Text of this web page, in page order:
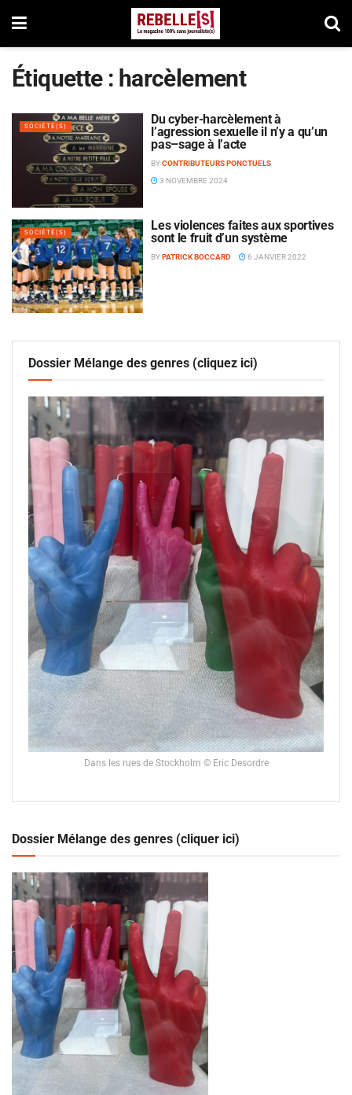
Étiquette : harcèlement
SOCIÉTÉ(S)
Du cyber-harcèlement à
l’agression sexuelle il n’y a qu’un
pas–sage à l’acte
BYCONTRIBUTEURS PONCTUELS
3 NOVEMBRE 2024
SOCIÉTÉ(S)
Les violences faites aux sportives
sont le fruit d’un système
BYPATRICK BOCCARD 6 JANVIER 2022
Dossier Mélange des genres (cliquez ici)
Dans les rues de Stockholm © Eric Desordre
Dossier Mélange des genres (cliquer ici)